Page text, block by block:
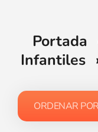
Portada
Infantiles
ORDENAR POR